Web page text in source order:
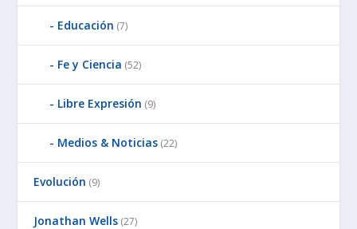
Educación (7)
Fe y Ciencia (52)
Libre Expresión (9)
Medios & Noticias (22)
Evolución (9)
Jonathan Wells (27)